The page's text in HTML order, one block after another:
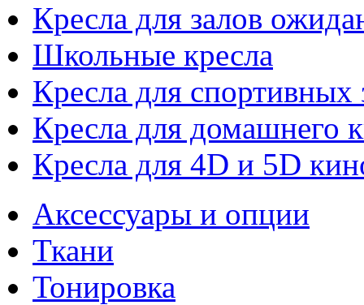
Кресла для залов
Школьные кресла
Кресла для спортивных
Кресла для домашнего
Кресла для 4D и 5D
Аксессуары и опции
Ткани
Тонировка